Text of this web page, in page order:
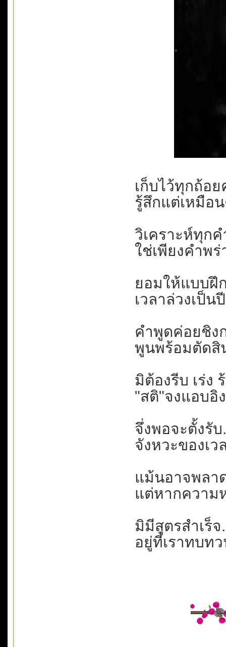
เก็บไว้ทุกถ้อ
รู้สึกแต่เหมือ
วิเคราะห์ทุก
ใช่เพียงคำพ
ยอมให้แบบฝึ
เวลาล่วงเป็น
คำพูดค่อยชิง
พูนพร้อมตัดสิ
มิต้องรีบ เร่ง
"สติ"จงแอบอิ
จึ่งพอจะตั้งรั
จังหวะของเว
แม้นอาจพลา
แต่หากความ
มิมีสูตรสำเร็จ
อยู่ที่เราทบท